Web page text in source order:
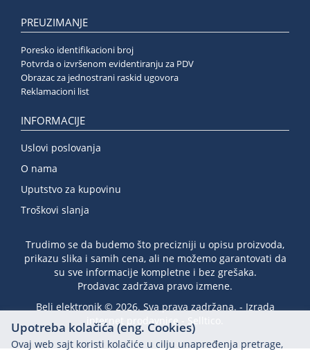
PREUZIMANJE
Poresko identifikacioni broj
Potvrda o izvršenom evidentiranju za PDV
Obrazac za jednostrani raskid ugovora
Reklamacioni list
INFORMACIJE
Uslovi poslovanja
O nama
Uputstvo za kupovinu
Troškovi slanja
Trudimo se da budemo što precizniji u opisu proizvoda,
prikazu slika i samih cena, ali ne možemo garantovati da
su sve informacije kompletne i bez grešaka.
Prodavac zadržava pravo izmene.
Beli elektronik © 2026. Sva prava zadržana. - Izrada
internet prodavnice
Selltico.
Upotreba kolačića (eng. Cookies)
Ovaj web sajt koristi kolačiće u cilju unapređenja pretrage,